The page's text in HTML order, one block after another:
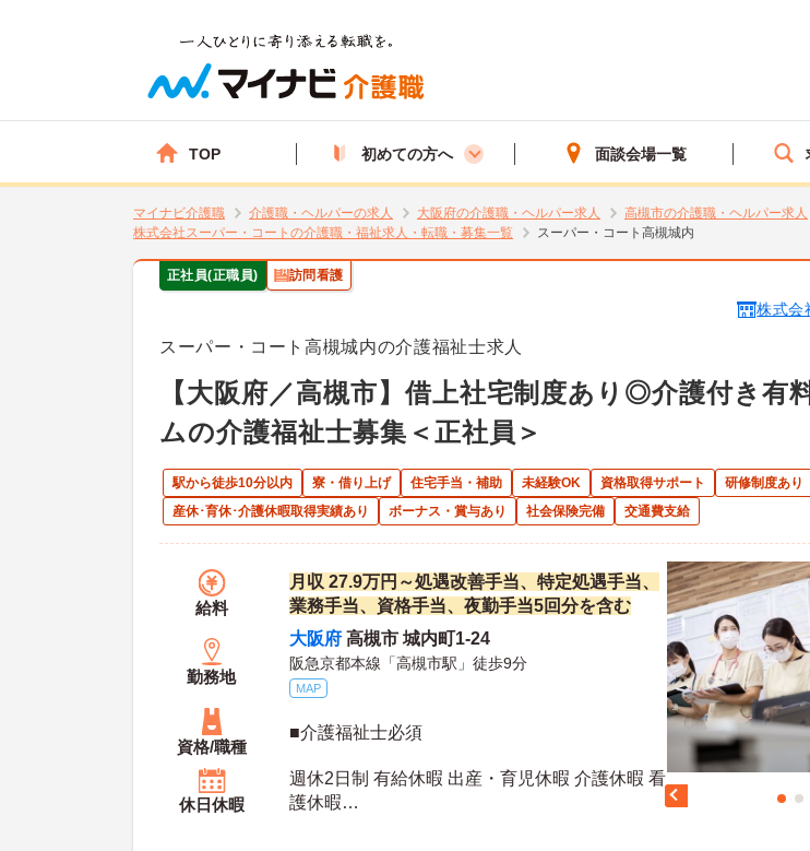
TOP 初めての方へ 面談会場一覧
マイナビ介護職 介護職・ヘルパーの求人 大阪府の介護職・ヘルパー求人
高槻市の介護職・ヘルパー求人
株式会社スーパー・コートの介護職・福祉求人・転職・募集一覧
スーパー・コート高槻城内
正社員(正職員) 訪問看護
株式会
スーパー・コート高槻城内の介護福祉士求人
【大阪府／高槻市】借上社宅制度あり◎介護付き有
ムの介護福祉士募集＜正社員＞
駅から徒歩10分以内 寮・借り上げ 住宅手当・補助 未経験OK 資格取得サポート
研修制度あり
産休･育休･介護休暇取得実績あり
ボーナス・賞与あり 社会保険完備 交通費支給
給料
月収 27.9万円～処遇改善手当、特定処遇手当、
業務手当、資格手当、夜勤手当5回分を含む
勤務地
大阪府 高槻市 城内町1-24
阪急京都本線「高槻市駅」徒歩9分
MAP
資格/職種
■介護福祉士必須
休日休暇
週休2日制 有給休暇 出産・育児休暇 介護休暇 看
護休暇